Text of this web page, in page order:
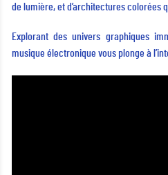
de lumière, et d’architectures colorées
Explorant des univers graphiques
musique électronique vous plonge à